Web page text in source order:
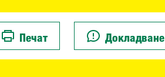
Печат